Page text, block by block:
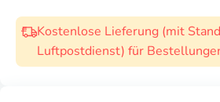
Kostenlose Lieferung (mit
Luftpostdienst) für